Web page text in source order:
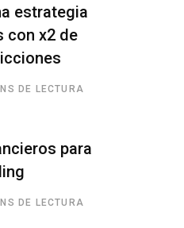
estrategia
con x2 de
DE LECTURA
para
DE LECTURA